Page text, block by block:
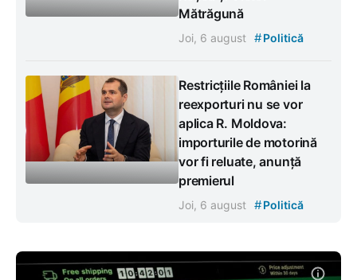
Mătrăgună
Joi, 6 august #Politică
Restricțiile României la
reexporturi nu se vor
aplica R. Moldova:
importurile de motorină
vor fi reluate, anunță
premierul
Joi, 6 august #Politică